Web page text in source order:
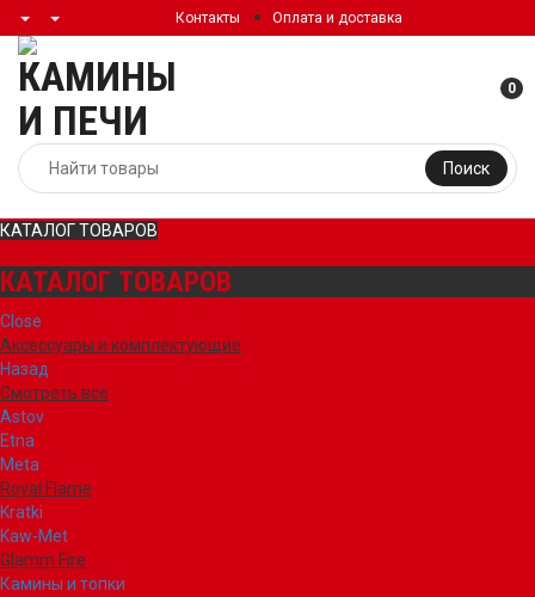
Контакты Оплата и доставка
Поиск
0
КАТАЛОГ ТОВАРОВ
КАТАЛОГ ТОВАРОВ
Close
Аксессуары и комплектующие
Назад
Смотреть все
Astov
Etna
Meta
Royal Flame
Kratki
Kaw-Met
Glamm Fire
Камины и топки